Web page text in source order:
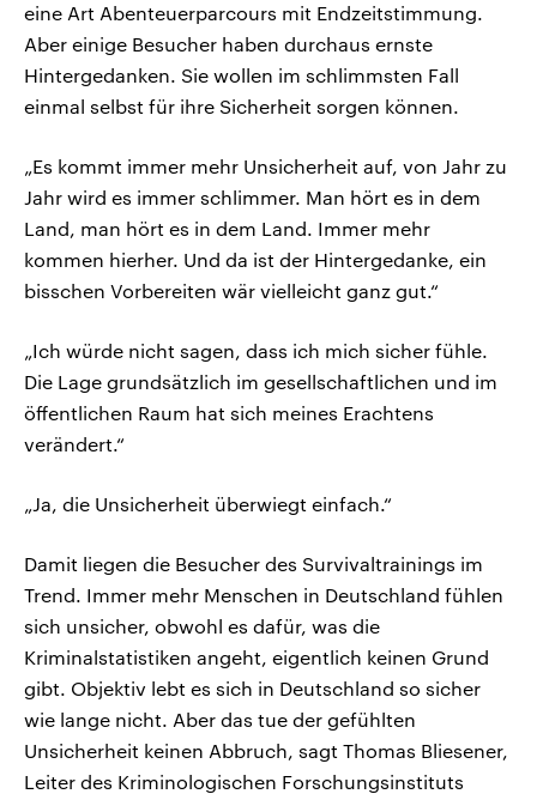
eine Art Abenteuerparcours mit Endzeitstimmung.
Aber einige Besucher haben durchaus ernste
Hintergedanken. Sie wollen im schlimmsten Fall
einmal selbst für ihre Sicherheit sorgen können.
„Es kommt immer mehr Unsicherheit auf, von Jahr zu
Jahr wird es immer schlimmer. Man hört es in dem
Land, man hört es in dem Land. Immer mehr
kommen hierher. Und da ist der Hintergedanke, ein
bisschen Vorbereiten wär vielleicht ganz gut.“
„Ich würde nicht sagen, dass ich mich sicher fühle.
Die Lage grundsätzlich im gesellschaftlichen und im
öffentlichen Raum hat sich meines Erachtens
verändert.“
„Ja, die Unsicherheit überwiegt einfach.“
Damit liegen die Besucher des Survivaltrainings im
Trend. Immer mehr Menschen in Deutschland fühlen
sich unsicher, obwohl es dafür, was die
Kriminalstatistiken angeht, eigentlich keinen Grund
gibt. Objektiv lebt es sich in Deutschland so sicher
wie lange nicht. Aber das tue der gefühlten
Unsicherheit keinen Abbruch, sagt Thomas Bliesener,
Leiter des Kriminologischen Forschungsinstituts